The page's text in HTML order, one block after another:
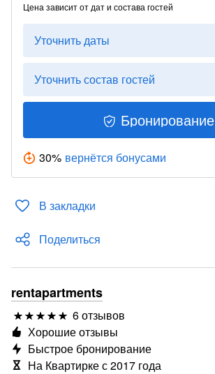
Цена зависит от дат и состава гостей
Уточнить даты
Уточнить состав гостей
Бронирование
30% вернётся бонусами
В закладки
Поделиться
rentapartments
6 отзывов
Хорошие отзывы
Быстрое бронирование
На Квартирке с 2017 года